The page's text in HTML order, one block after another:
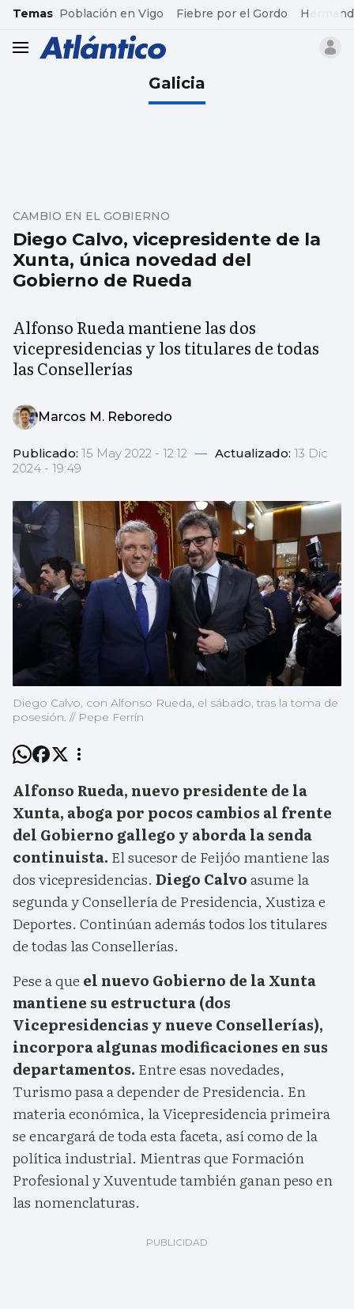
common.go-to-content
Temas Población en Vigo Fiebre por el Gordo
header.menu.open
Galicia
Diego Calvo, vicepresidente de la
Xunta, única novedad del
Gobierno de Rueda
CAMBIO EN EL GOBIERNO
Alfonso Rueda mantiene las dos
vicepresidencias y los titulares de todas
las Consellerías
Marcos M. Reboredo
Publicado: 15 May 2022 - 12:12 — Actualizado: 13 Dic
2024 - 19:49
Diego Calvo, con Alfonso Rueda, el sábado, tras la toma de
posesión. // Pepe Ferrín
Alfonso Rueda, nuevo presidente de la
Xunta, aboga por pocos cambios al frente
del Gobierno gallego y aborda la senda
continuista. El sucesor de Feijóo mantiene las
dos vicepresidencias. Diego Calvoasume la
segunda y Consellería de Presidencia, Xustiza e
Deportes. Continúan además todos los titulares
de todas las Consellerías.
Pese a que el nuevo Gobierno de la Xunta
mantiene su estructura (dos
Vicepresidencias y nueve Consellerías),
incorpora algunas modificaciones en sus
departamentos. Entre esas novedades,
Turismo pasa a depender de Presidencia. En
materia económica, la Vicepresidencia primeira
se encargará de toda esta faceta, así como de la
política industrial. Mientras que Formación
Profesional y Xuventude también ganan peso en
las nomenclaturas.